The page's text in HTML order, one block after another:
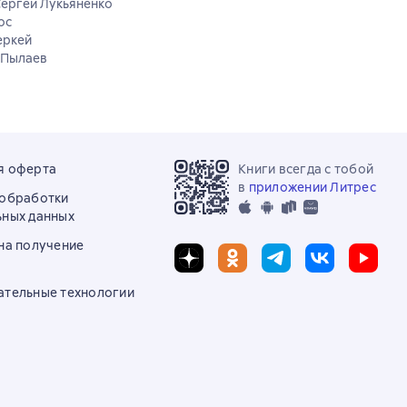
Лукьяненко
оферта
данных
получение
технологии
Книги всегда с тобой
в приложении Литрес